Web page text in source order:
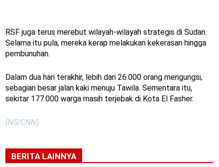
RSF juga terus merebut wilayah-wilayah strategis di Sudan.
Selama itu pula, mereka kerap melakukan kekerasan hingga
pembunuhan.
Dalam dua hari terakhir, lebih dari 26.000 orang mengungsi,
sebagian besar jalan kaki menuju Tawila. Sementara itu,
sekitar 177.000 warga masih terjebak di Kota El Fasher.
(NS/CNN)
BERITA LAINNYA